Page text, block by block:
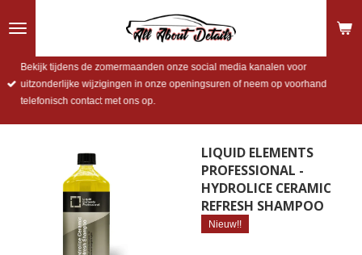
direct
hoofdinhoud
Bekijk tijdens de zomermaanden onze social media kanalen voor
uitzonderlijke wijzigingen in onze openingsuren of neem op voorhand
telefonisch contact met ons op.
LIQUID ELEMENTS
PROFESSIONAL -
HYDROLICE CERAMIC
REFRESH SHAMPOO
Nieuw!!